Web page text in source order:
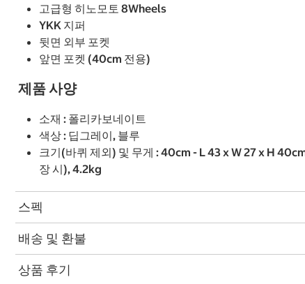
고급형 히노모토 8Wheels
YKK 지퍼
뒷면 외부 포켓
앞면 포켓 (40cm 전용)
제품 사양
소재 : 폴리카보네이트
색상 : 딥그레이, 블루
크기(바퀴 제외) 및 무게 : 40cm - L 43 x W 27 x H
장 시), 4.2kg
스펙
배송 및 환불
상품 후기